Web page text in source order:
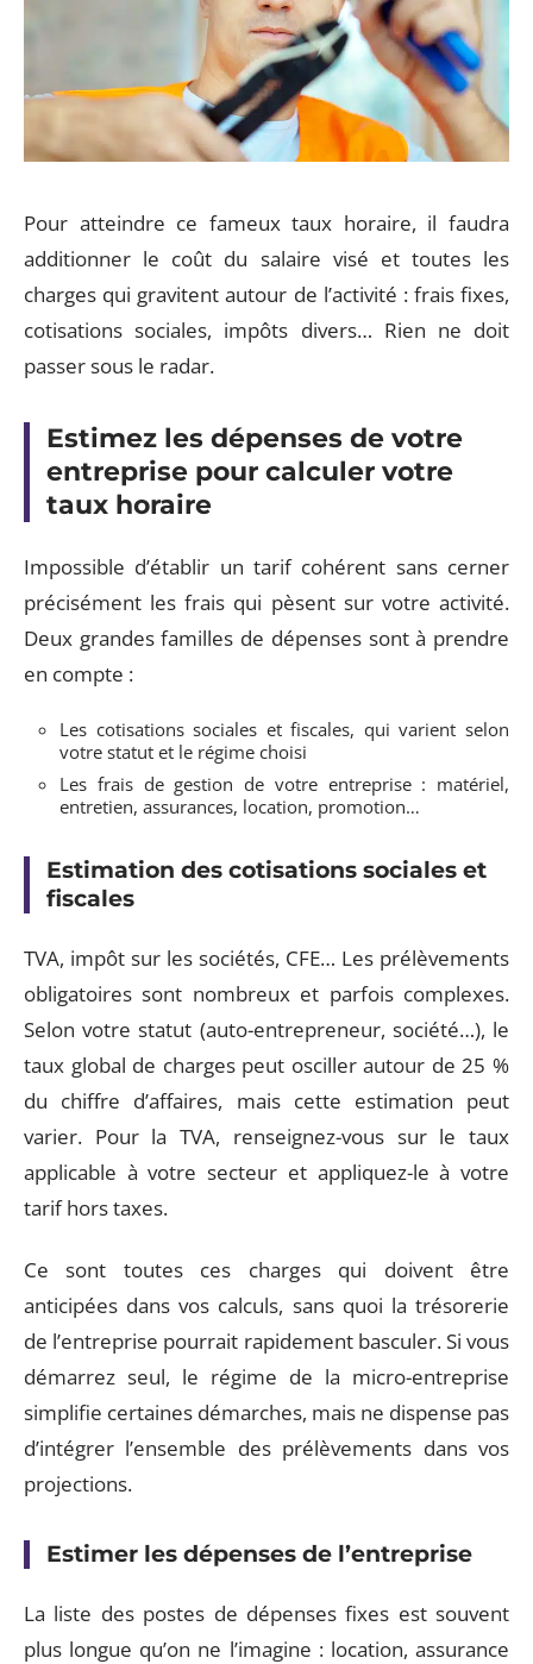
Pour atteindre ce fameux taux horaire, il faudra
additionner le coût du salaire visé et toutes les
charges qui gravitent autour de l’activité : frais fixes,
cotisations sociales, impôts divers… Rien ne doit
passer sous le radar.
Estimez les dépenses de votre
entreprise pour calculer votre
taux horaire
Impossible d’établir un tarif cohérent sans cerner
précisément les frais qui pèsent sur votre activité.
Deux grandes familles de dépenses sont à prendre
en compte :
Les cotisations sociales et fiscales, qui varient selon
votre statut et le régime choisi
Les frais de gestion de votre entreprise : matériel,
entretien, assurances, location, promotion…
Estimation des cotisations sociales et
fiscales
TVA, impôt sur les sociétés, CFE… Les prélèvements
obligatoires sont nombreux et parfois complexes.
Selon votre statut (auto-entrepreneur, société…), le
taux global de charges peut osciller autour de 25 %
du chiffre d’affaires, mais cette estimation peut
varier. Pour la TVA, renseignez-vous sur le taux
applicable à votre secteur et appliquez-le à votre
tarif hors taxes.
Ce sont toutes ces charges qui doivent être
anticipées dans vos calculs, sans quoi la trésorerie
de l’entreprise pourrait rapidement basculer. Si vous
démarrez seul, le régime de la micro-entreprise
simplifie certaines démarches, mais ne dispense pas
d’intégrer l’ensemble des prélèvements dans vos
projections.
Estimer les dépenses de l’entreprise
La liste des postes de dépenses fixes est souvent
plus longue qu’on ne l’imagine : location, assurance